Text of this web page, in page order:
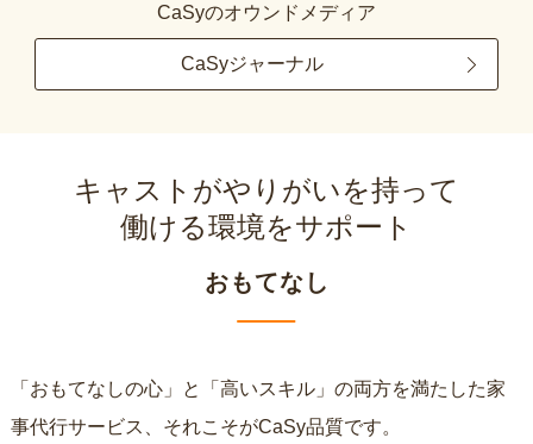
CaSyのオウンドメディア
CaSyジャーナル
キャストがやりがいを持って
働ける環境をサポート
おもてなし
「おもてなしの心」と「高いスキル」の両方を満たした家
事代行サービス、それこそがCaSy品質です。